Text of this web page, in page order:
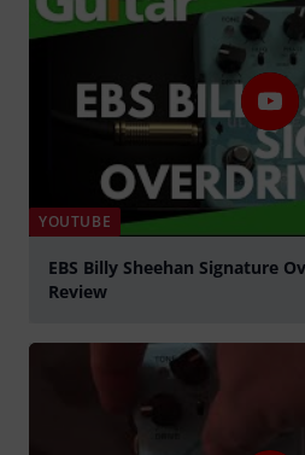
YOUTUBE
EBS Billy Sheehan Signature
Review